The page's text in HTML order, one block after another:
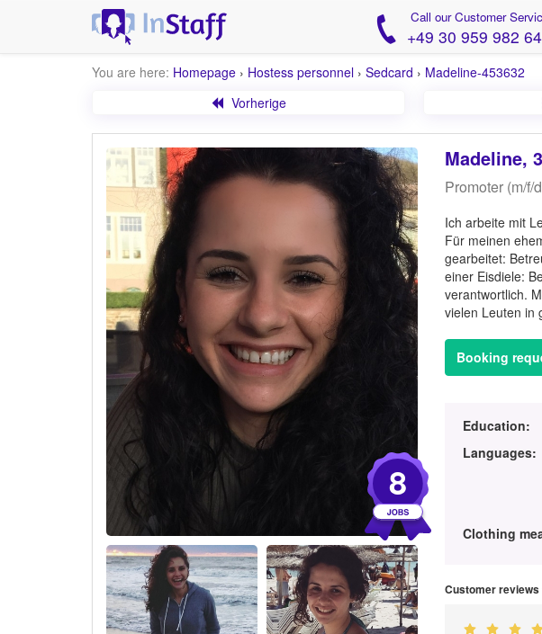
Call our Customer
+49 30 959 982
You are here: Homepage › Hostess personnel › Sedcard › Madeline-453632
Vorherige
8
Madeline,
Promoter (m/f/
Ich arbeite mit
Für meinen
gearbeitet:
einer Eisdiele:
verantwortlich.
vielen Leuten in
Booking
Education:
Languages:
Clothing
Customer